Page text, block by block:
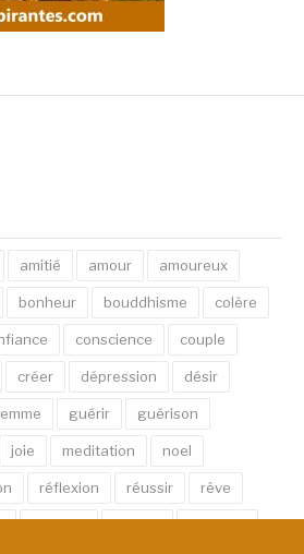
amitié amour amoureux
bonheur bouddhisme colère
conscience couple
créer dépression désir
guérir guérison
joie meditation noel
réflexion réussir rêve
spirituel succès thérapie